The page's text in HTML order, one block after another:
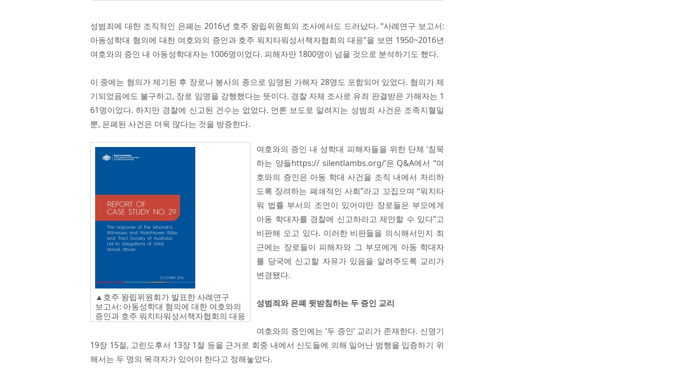
성범죄에 대한 조직적인 은폐는 2016년 호주 왕립위원회의 조사에서도 드러났다. “사례연구 보고서:
아동성학대 혐의에 대한 여호와의 증인과 호주 워치타워성서책자협회의 대응”을 보면 1950~2016년
여호와의 증인 내 아동성학대자는 1006명이었다. 피해자만 1800명이 넘을 것으로 분석하기도 했다.
이 중에는 혐의가 제기된 후 장로나 봉사의 종으로 임명된 가해자 28명도 포함되어 있었다. 혐의가 제
기되었음에도 불구하고, 장로 임명을 강행했다는 뜻이다. 경찰 자체 조사로 유죄 판결받은 가해자는 1
61명이었다. 하지만 경찰에 신고된 건수는 없었다. 언론 보도로 알려지는 성범죄 사건은 조족지혈일
뿐, 은폐된 사건은 더욱 많다는 것을 방증한다.
▲호주 왕립위원회가 발표한 사례연구
보고서: 아동성학대 혐의에 대한 여호와의
증인과 호주 워치타워성서책자협회의 대응
여호와의 증인 내 성학대 피해자들을 위한 단체 ‘침묵
하는 양들https:// silentlambs.org/’은 Q&A에서 “여
호와의 증인은 아동 학대 사건을 조직 내에서 처리하
도록 장려하는 폐쇄적인 사회”라고 꼬집으며 “워치타
워 법률 부서의 조언이 있어야만 장로들은 부모에게
아동 학대자를 경찰에 신고하라고 제안할 수 있다”고
비판해 오고 있다. 이러한 비판들을 의식해서인지 최
근에는 장로들이 피해자와 그 부모에게 아동 학대자
를 당국에 신고할 자유가 있음을 알려주도록 교리가
변경됐다.
성범죄와 은폐 뒷받침하는 두 증인 교리
여호와의 증인에는 ‘두 증인’ 교리가 존재한다. 신명기
19장 15절, 고린도후서 13장 1절 등을 근거로 회중 내에서 신도들에 의해 일어난 범행을 입증하기 위
해서는 두 명의 목격자가 있어야 한다고 정해놓았다.